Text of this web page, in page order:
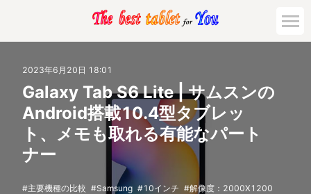
活用対策と事例
主要機種の比較
ゲーミング
2023年6月20日 18:01
Galaxy Tab S6 Lite | サムスンの
Android搭載10.4型タブレッ
ト、メモも取れる有能なパート
ナー
主要機種の比較 Samsung 10インチ 解像度：2000X1200